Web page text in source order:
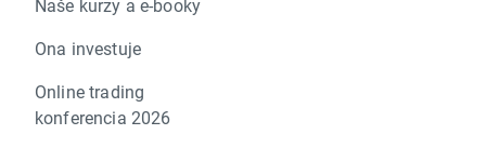
Naše kurzy a e-booky
Ona investuje
Online trading
konferencia 2026